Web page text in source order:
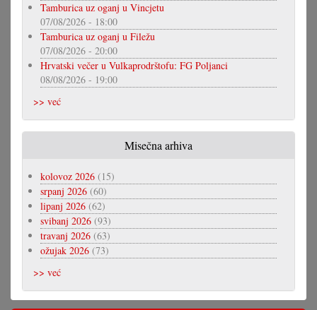
Tamburica uz oganj u Vincjetu
07/08/2026 - 18:00
Tamburica uz oganj u Filežu
07/08/2026 - 20:00
Hrvatski večer u Vulkaprodrštofu: FG Poljanci
08/08/2026 - 19:00
>> već
Misečna arhiva
kolovoz 2026 (15)
srpanj 2026 (60)
lipanj 2026 (62)
svibanj 2026 (93)
travanj 2026 (63)
ožujak 2026 (73)
>> već